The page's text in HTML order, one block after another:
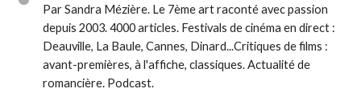
Par Sandra Mézière. Le 7ème art raconté avec passion
depuis 2003. 4000 articles. Festivals de cinéma en direct :
Deauville, La Baule, Cannes, Dinard...Critiques de films :
avant-premières, à l'affiche, classiques. Actualité de
romancière. Podcast.